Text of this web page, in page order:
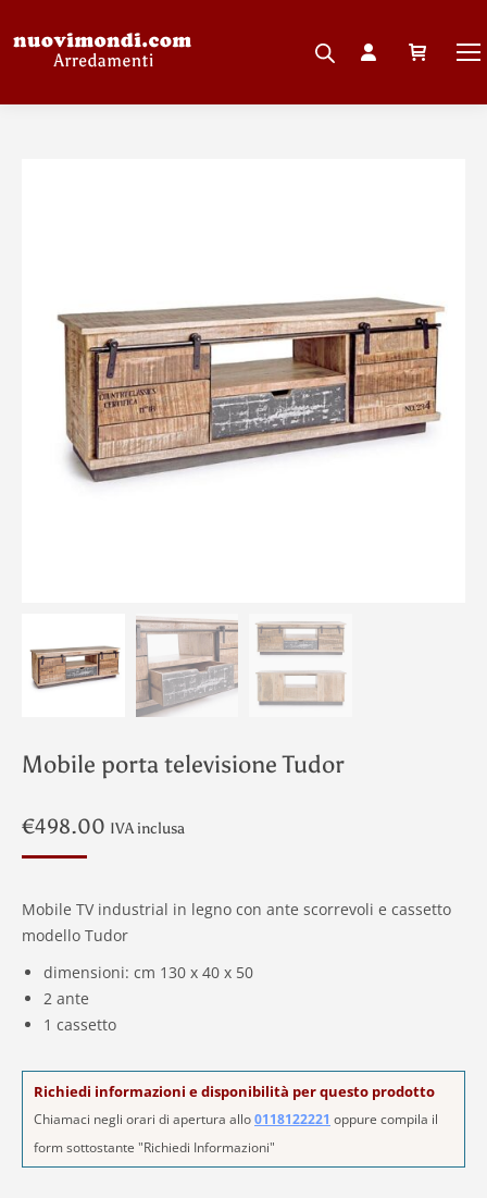
Mobile porta televisione Tudor
€498.00 IVA inclusa
Mobile TV industrial in legno con ante scorrevoli e cassetto
modello Tudor
dimensioni: cm 130 x 40 x 50
2 ante
1 cassetto
Richiedi informazioni e disponibilità per questo prodotto
Chiamaci negli orari di apertura allo0118122221 oppure compila il
form sottostante "Richiedi Informazioni"